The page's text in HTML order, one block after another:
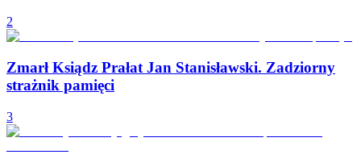
2
Zmarł Ksiądz Prałat Jan Stanisławski. Zadziorny
strażnik pamięci
3